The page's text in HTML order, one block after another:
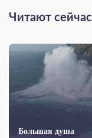
Читают сейчас
Большая душа